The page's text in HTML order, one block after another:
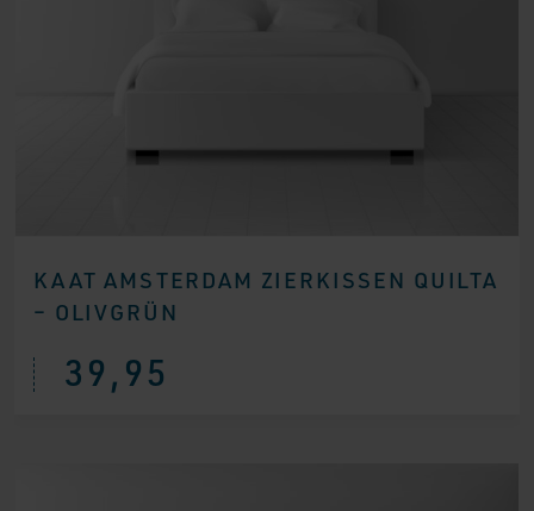
KAAT AMSTERDAM ZIERKISSEN QUILTA
– OLIVGRÜN
39,95